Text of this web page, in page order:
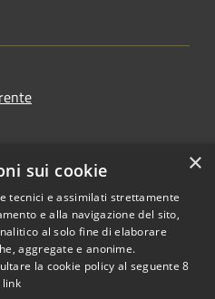
Copyright © 2026 • Comune di
×
sui cookie
tecnici e assimilati strettamente
e alla navigazione del sito,
al solo fine di elaborare
aggregate e anonime.
la cookie policy al seguente8
link